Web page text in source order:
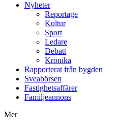
Nyheter
Reportage
Kultur
Sport
Ledare
Debatt
Krönika
Rapporterat från bygden
Sveabörsen
Fastighetsaffärer
Familjeannons
Mer